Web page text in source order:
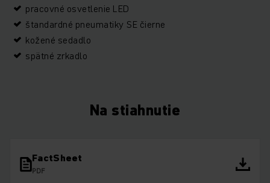
pracovné osvetlenie LED
štandardné pneumatiky SE čierne
kožené sedadlo
spätné zrkadlo
Na stiahnutie
FactSheet
PDF